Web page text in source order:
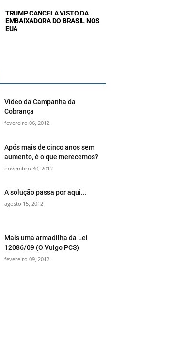
TRUMP CANCELA VISTO DA
EMBAIXADORA DO BRASIL NOS
EUA
Vídeo da Campanha da
Cobrança
fevereiro 06, 2012
Após mais de cinco anos sem
aumento, é o que merecemos?
novembro 30, 2012
A solução passa por aqui...
agosto 15, 2012
Mais uma armadilha da Lei
12086/09 (O Vulgo PCS)
fevereiro 09, 2012